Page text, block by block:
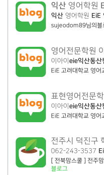
익산 영어학원
익산 영어학원 EiE
sujeodom89님의블
영어전문학원
이아이 eie익산동산
EiE 고려대학교 영어
표현영어전문
이아이 eie익산동산
EiE 고려대학교 영어
전주시 덕진구
062-243-3537
[ 전북맘스쿨 ] 전주
블로그